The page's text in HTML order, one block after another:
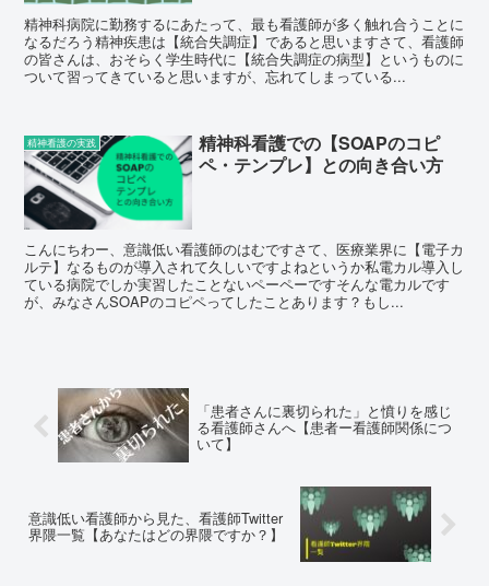
精神科病院に勤務するにあたって、最も看護師が多く触れ合うことに
なるだろう精神疾患は【統合失調症】であると思いますさて、看護師
の皆さんは、おそらく学生時代に【統合失調症の病型】というものに
ついて習ってきていると思いますが、忘れてしまっている...
精神看護の実践
精神科看護での【SOAPのコピ
ペ・テンプレ】との向き合い方
こんにちわー、意識低い看護師のはむですさて、医療業界に【電子カ
ルテ】なるものが導入されて久しいですよねというか私電カル導入し
ている病院でしか実習したことないペーペーですそんな電カルです
が、みなさんSOAPのコピペってしたことあります？もし...
「患者さんに裏切られた」と憤りを感じ
る看護師さんへ【患者ー看護師関係につ
いて】
意識低い看護師から見た、看護師Twitter
界隈一覧【あなたはどの界隈ですか？】